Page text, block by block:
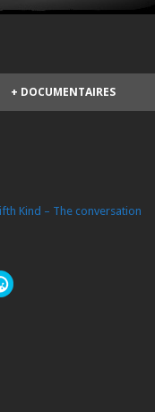
DOCUMENTAIRES
+
Kind – The conversation